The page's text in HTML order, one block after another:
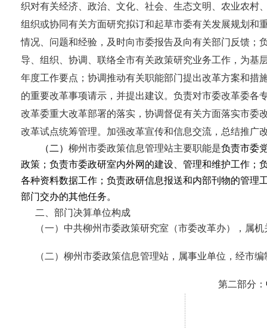
织对有关经济、政治、文化、社会、生态文明、农业农村
组织或协同有关方面研究拟订和起草市委有关发展规划和
情况、问题和经验，及时向市委报告及向有关部门反馈；
导、组织、协调、联络全市有关政策研究业务工作，为基
年度工作要点；协调推动有关职能部门提出改革方案和措
的重要改革事项请示，并提出建议。负责对市委改革委
改革委重大改革部署的落实，协调督促有关方面落实市委
改革试点统筹管理。加强改革宣传和信息交流，总结推广
（二） 柳州市委政策信息管理站主要职能是负责市委
政策；负责市委政研室内外网的建设、管理和维护工作；
各种资料数据工作；负责政研信息报送和内部刊物的管理
部门交办的其他任务。
二、部门决算单位构成
（一）中共柳州市委政策研究室（市委改革办），属
（二）柳州市委政策信息管理站，属事业单位，经市
第二部分：